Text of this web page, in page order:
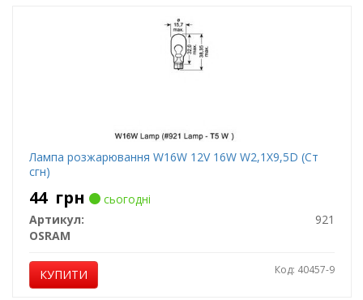
Лампа розжарювання W16W 12V 16W W2,1X9,5D (Ст
сгн)
44 грн
сьогодні
Артикул:
921
OSRAM
КУПИТИ Код: 40457-9